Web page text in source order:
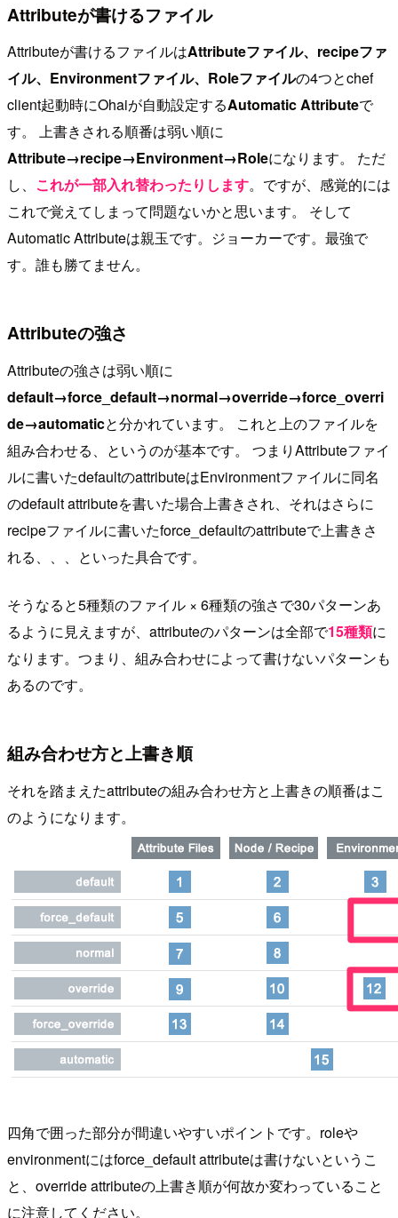
Attributeが書けるファイル
Attributeが書けるファイルはAttributeファイル、recipeファ
イル、Environmentファイル、Roleファイルの4つとchef
client起動時にOhaiが自動設定するAutomatic Attributeで
す。 上書きされる順番は弱い順に
Attribute→recipe→Environment→Roleになります。 ただ
し、 これが一部入れ替わったりします。ですが、感覚的には
これで覚えてしまって問題ないかと思います。 そして
Automatic Attributeは親玉です。ジョーカーです。最強で
す。誰も勝てません。
Attributeの強さ
Attributeの強さは弱い順に
default→force_default→normal→override→force_overri
de→automaticと分かれています。 これと上のファイルを
組み合わせる、というのが基本です。 つまりAttributeファイ
ルに書いたdefaultのattributeはEnvironmentファイルに同名
のdefault attributeを書いた場合上書きされ、それはさらに
recipeファイルに書いたforce_defaultのattributeで上書きさ
れる、、、といった具合です。
そうなると5種類のファイル × 6種類の強さで30パターンあ
るように見えますが、attributeのパターンは全部で15種類に
なります。つまり、組み合わせによって書けないパターンも
あるのです。
組み合わせ方と上書き順
それを踏まえたattributeの組み合わせ方と上書きの順番はこ
のようになります。
四角で囲った部分が間違いやすいポイントです。roleや
environmentにはforce_default attributeは書けないというこ
と、override attributeの上書き順が何故か変わっていること
に注意してください。